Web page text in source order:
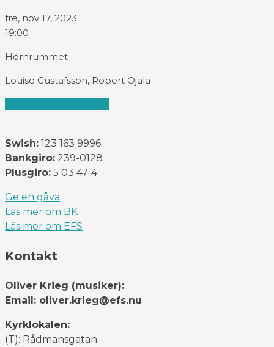
fre, nov 17, 2023
19:00
Hörnrummet
Louise Gustafsson, Robert Ojala
Swish: 123 163 9996
Bankgiro: 239-0128
Plusgiro: 5 03 47-4
Ge en gåva
Läs mer om BK
Läs mer om EFS
Kontakt
Oliver Krieg (musiker):
Email: oliver.krieg@efs.nu
Kyrklokalen:
(T): Rådmansgatan